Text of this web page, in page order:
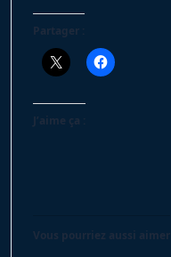
Partager :
J’aime ça :
Vous pourriez aussi aimer